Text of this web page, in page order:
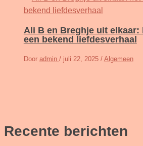
Ali B en Breghje uit elkaar:
een bekend liefdesverhaal
Door admin / juli 22, 2025 / Algemeen
Recente berichten